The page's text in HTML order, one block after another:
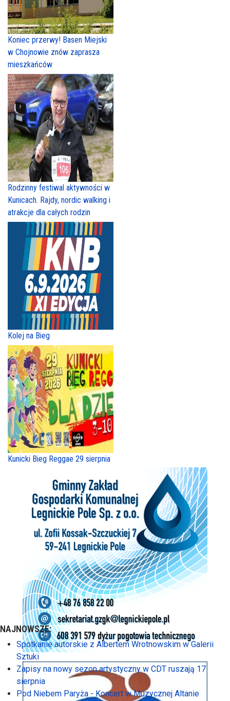
Koniec przerwy! Basen Miejski
w Chojnowie znów zaprasza
mieszkańców
Rodzinny festiwal aktywności w
Kunicach. Rajdy, nordic walking i
atrakcje dla całych rodzin
Kolej na Bieg
Kunicki Bieg Reggae 29 sierpnia
NAJNOWSZE:
Spotkanie autorskie z Albertem Wrotnowskim w Galerii
Sztuki
Zapisy na nowy sezon artystyczny w CDT ruszają 17
sierpnia
Pod Niebem Paryża - Koncert w Muzycznej Altanie